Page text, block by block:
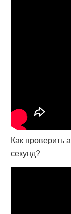
Как проверить
секунд?